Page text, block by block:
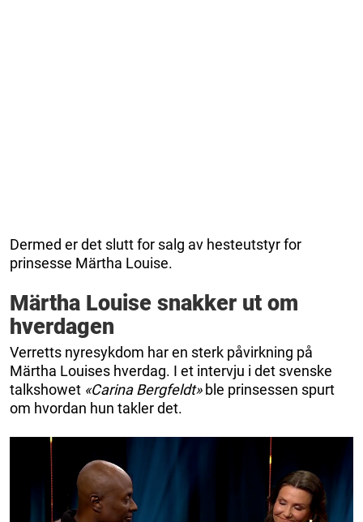
Dermed er det slutt for salg av hesteutstyr for
prinsesse Märtha Louise.
Märtha Louise snakker ut om
hverdagen
Verretts nyresykdom har en sterk påvirkning på
Märtha Louises hverdag. I et intervju i det svenske
talkshowet «Carina Bergfeldt»ble prinsessen spurt
om hvordan hun takler det.